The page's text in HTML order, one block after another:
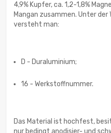
4,9% Kupfer, ca. 1,2-1,8%
Mangan zusammen. Unter
versteht man:
D - Duraluminium;
16 - Werkstoffnummer.
Das Material ist hochfest,